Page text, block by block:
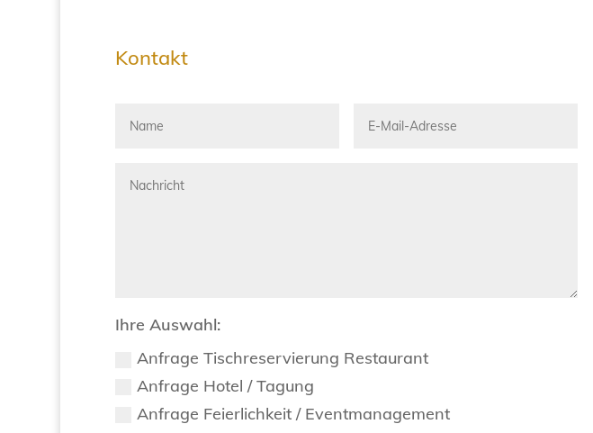
Kontakt
Ihre Auswahl:
Anfrage Tischreservierung Restaurant
Anfrage Hotel / Tagung
Anfrage Feierlichkeit / Eventmanagement